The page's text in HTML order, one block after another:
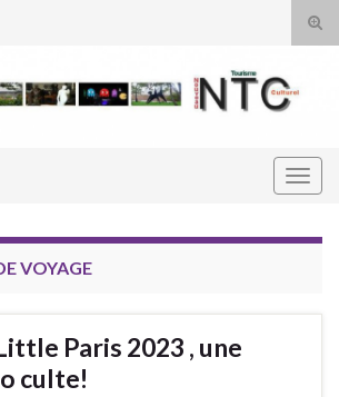
VOYAGE
Paris 2023 , une
culte!